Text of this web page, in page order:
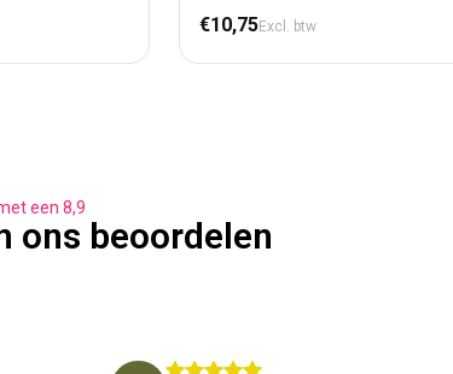
Normale prijs
€10,75Excl. btw
een 8,9
ons beoordelen